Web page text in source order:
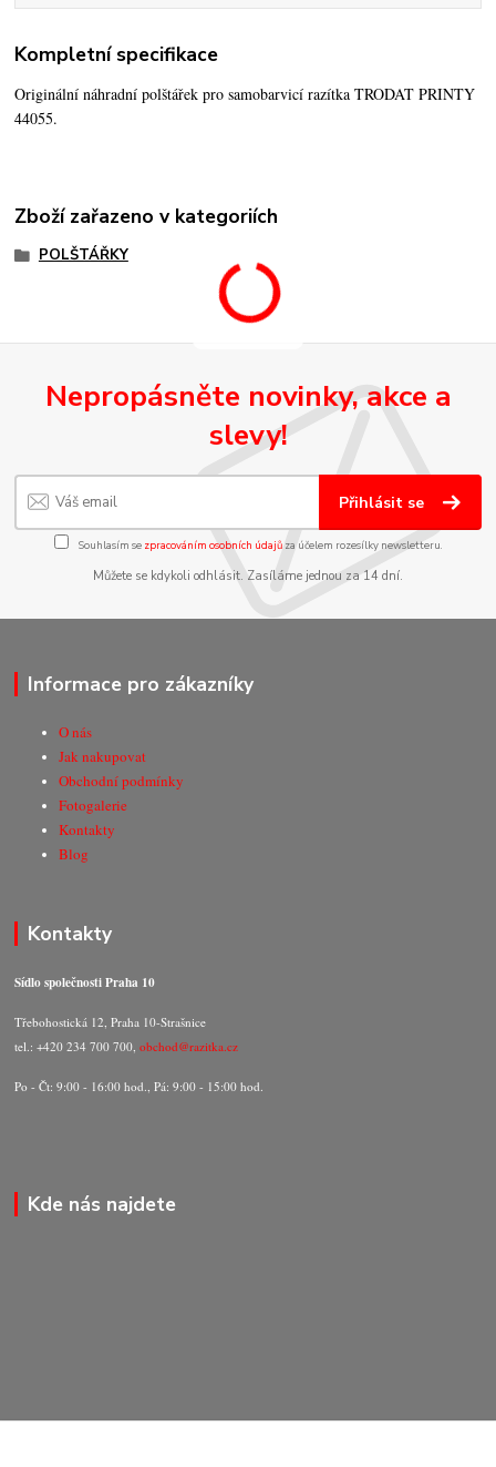
Kompletní specifikace
Originální náhradní polštářek pro samobarvicí razítka TRODAT PRINTY
44055.
Zboží zařazeno v kategoriích
POLŠTÁŘKY
Nepropásněte novinky, akce a
slevy!
Přihlásit se
Souhlasím se zpracováním osobních údajůza účelem rozesílky newsletteru.
Můžete se kdykoli odhlásit. Zasíláme jednou za 14 dní.
Informace pro zákazníky
O nás
Jak nakupovat
Obchodní podmínky
Fotogalerie
Kontakty
Blog
Kontakty
Sídlo společnosti Praha 10
Třebohostická 12, Praha 10-Strašnice
tel.: +420 234 700 700,obchod@razitka.cz
Po - Čt: 9:00 - 16:00 hod., Pá: 9:00 - 15:00 hod.
Kde nás najdete